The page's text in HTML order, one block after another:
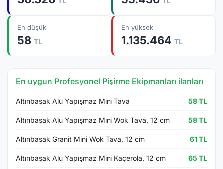
En düşük
58 TL
En yüksek
1.135.464 TL
En uygun Profesyonel Pişirme Ekipmanları ilanları
Altınbaşak Alu Yapışmaz Mini Tava 58 TL
Altınbaşak Alu Yapışmaz Mini Wok Tava, 12 cm 58 TL
Altınbaşak Granit Mini Wok Tava, 12 cm 61 TL
Altınbaşak Alu Yapışmaz Mini Kaçerola, 12 cm 65 TL